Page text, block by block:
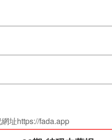
址https://fada.app